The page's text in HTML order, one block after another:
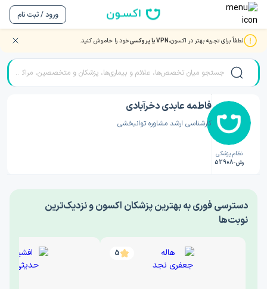
ورود / ثبت نام
لطفاً برای تجربه بهتر در اکسون،VPN یا پروکسی خود را خاموش کنید. صفحه اصلی/دکتر روانشناسی/فاطمه عابدی دخرآبادی
نظام پزشکی
رش-52908
فاطمه عابدی دخرآبادی
کارشناسی ارشد مشاوره توانبخشی
‎دسترسی فوری به بهترین پزشکان اکسون و نزدیک‌ترین
نوبت‌ها
5